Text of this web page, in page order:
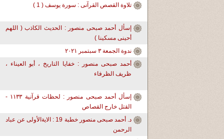
تلاوة القصص القرآنى : سورة يوسف ( 1 )
إسأل أحمد صبحى منصور : الحديث الكاذب ( اللهم
أحينى مسكينا )
ندوة الجمعة ٣ سبتمبر ٢٠٢١
أحمد صبحى منصور : خفايا التاريخ ، أبو العيناء ،
ظريف الظرفاء
إسأل أحمد صبحى منصور : لحظات قرآنية ١١٣٣ -
القتل خارج القصاص
د. أحمد صبحى منصور خطبة 19 : الايةالأولى عن عباد
الرحمن